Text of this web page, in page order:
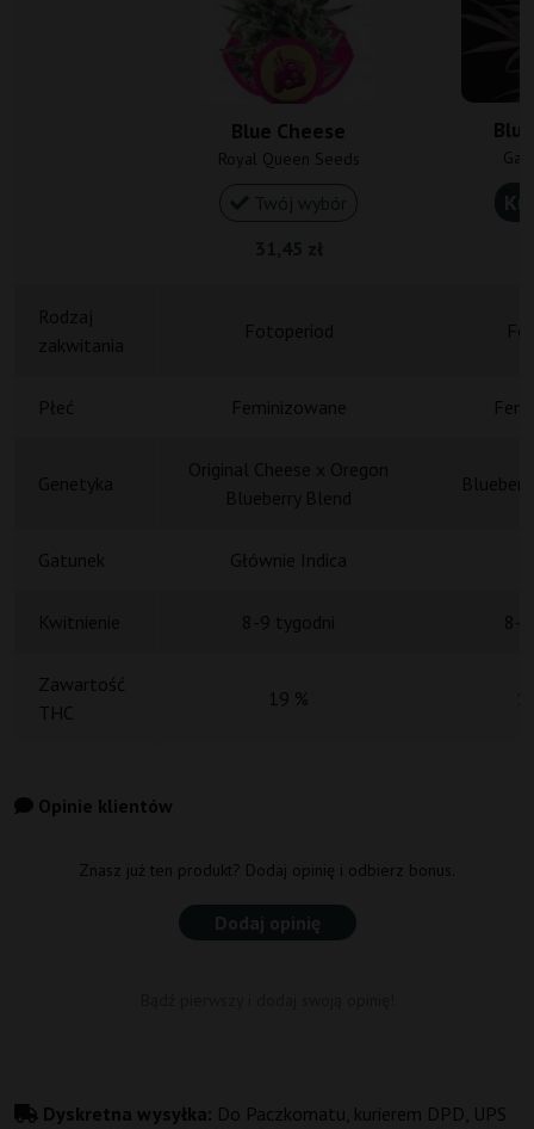
Blue Cheese
Royal Queen Seeds
Płeć Feminizowane
Gatunek Głównie Indica
Zawartość
THC
19 %
Opinie klientów
Znasz już ten produkt? Dodaj opinię i odbierz bonus.
Dodaj opinię
Dyskretna wysyłka: Do Paczkomatu, kurierem DPD, UPS